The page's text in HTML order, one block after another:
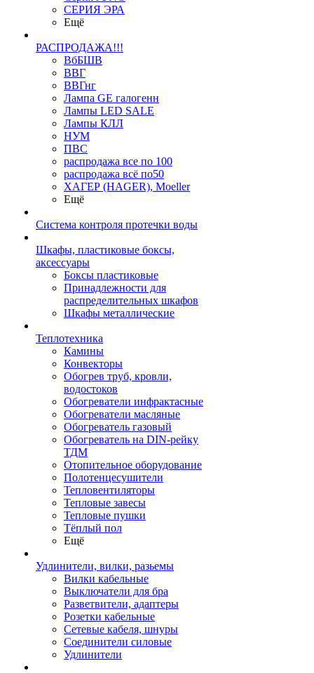
СЕРИЯ ЭРА
Ещё
РАСПРОДАЖА!!!
ВбБШВ
ВВГ
ВВГнг
Лампа GE галогенн
Лампы LED SALE
Лампы КЛЛ
НУМ
ПВС
распродажа все по 100
распродажа всё по50
ХАГЕР (HAGER), Moeller
Ещё
Система контроля протечки воды
Шкафы, пластиковые боксы,
аксессуары
Боксы пластиковые
Принадлежности для
распределительных шкафов
Шкафы металлические
Теплотехника
Камины
Конвекторы
Обогрев труб, кровли,
водостоков
Обогреватели инфрактасные
Обогреватели масляные
Обогреватель газовый
Обогреватель на DIN-рейку
ТДМ
Отопительное оборудование
Полотенцесушители
Тепловентиляторы
Тепловые завесы
Тепловые пушки
Тёплый пол
Ещё
Удлинители, вилки, разьемы
Вилки кабельные
Выключатели для бра
Разветвители, адаптеры
Розетки кабельные
Сетевые кабеля, шнуры
Соединители силовые
Удлинители